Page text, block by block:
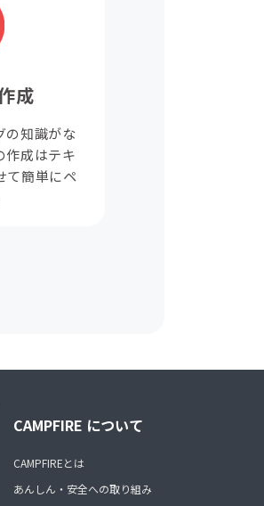
成
の知識がな
作成はテキ
て簡単にペ
CAMPFIRE について
CAMPFIREとは
あんしん・安全への取り組み